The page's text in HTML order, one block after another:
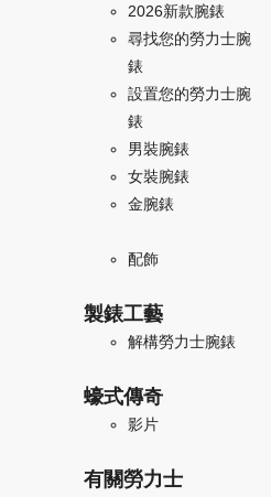
2026新款腕錶
尋找您的勞力士腕
錶
設置您的勞力士腕
錶
男裝腕錶
女裝腕錶
金腕錶
配飾
製錶工藝
解構勞力士腕錶
蠔式傳奇
影片
有關勞力士